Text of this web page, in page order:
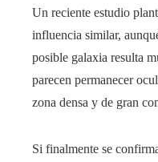
Un reciente estudio
influencia similar,
posible galaxia resulta
parecen permanecer
zona densa y de gran
Si finalmente se